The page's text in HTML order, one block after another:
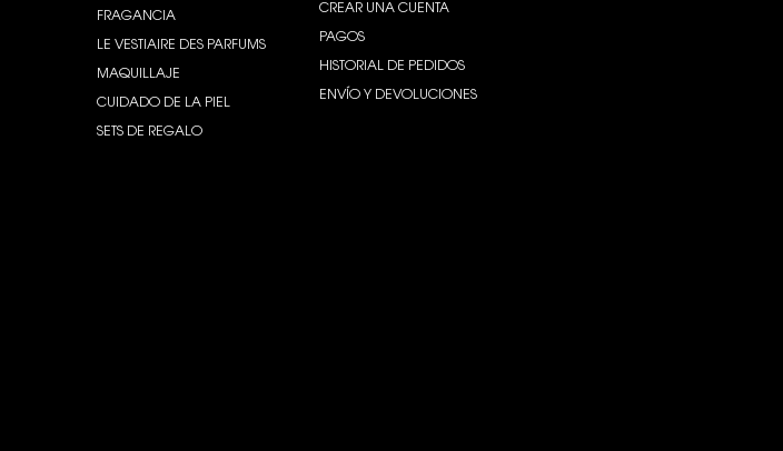
FRAGANCIA
LE VESTIAIRE DES PARFUMS
MAQUILLAJE
CUIDADO DE LA PIEL
SETS DE REGALO
CREAR UNA CUENTA
PAGOS
HISTORIAL DE PEDIDOS
ENVÍO Y DEVOLUCIONES